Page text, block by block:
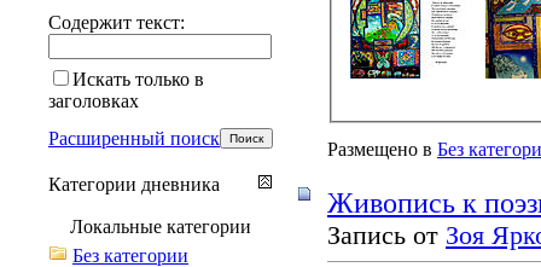
Размещено в Без
Живопись к
Запись от Зоя
Содержит текст:
Искать только в
заголовках
Расширенный поиск
Категории дневника
Локальные категории
Без категории